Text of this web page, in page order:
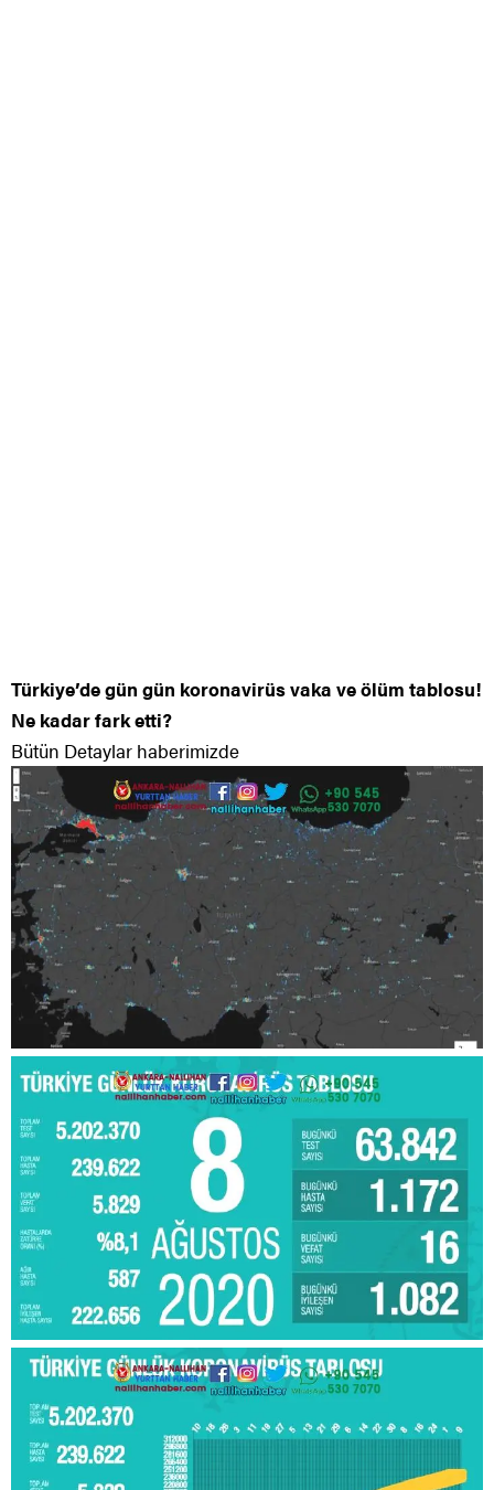
Türkiye’de gün gün koronavirüs vaka ve ölüm tablosu!
Ne kadar fark etti?
Bütün Detaylar haberimizde